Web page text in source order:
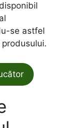
se astfel